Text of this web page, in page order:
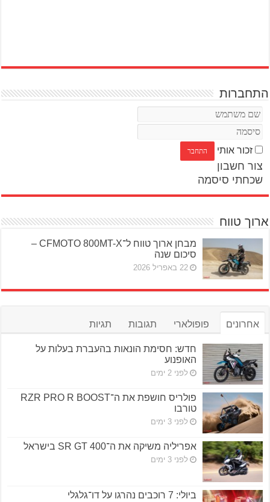
התחברות
זכור אותי
צור חשבון
שכחתי סיסמה
ארוך טווח
מבחן ארוך טווח ל־CFMOTO 800MT-X –
סיכום שנה
22 באפריל 2026
אחרונים פופולארי תגובות תגיות
חדש: חסימת הונאות בהעברת בעלות על
האופנוע
לפני 2 ימים
פולריס חושפת את ה־RZR PRO R BOOST
טורבו
לפני 3 ימים
אפריליה משיקה את ה־SR GT 400 בישראל
לפני 3 ימים
ביולי: 7 רוכבים נהרגו על דו־גלגלי